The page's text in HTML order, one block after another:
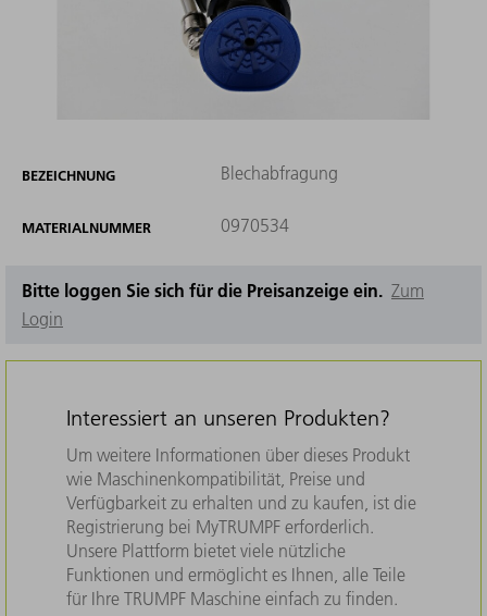
BEZEICHNUNG Blechabfragung
MATERIALNUMMER 0970534
Bitte loggen Sie sich für die Preisanzeige ein. Zum
Login
Interessiert an unseren Produkten?
Um weitere Informationen über dieses Produkt
wie Maschinenkompatibilität, Preise und
Verfügbarkeit zu erhalten und zu kaufen, ist die
Registrierung bei MyTRUMPF erforderlich.
Unsere Plattform bietet viele nützliche
Funktionen und ermöglicht es Ihnen, alle Teile
für Ihre TRUMPF Maschine einfach zu finden.